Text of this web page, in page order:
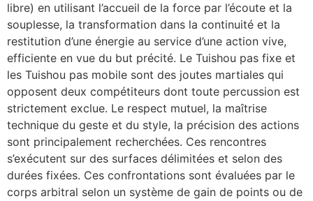
libre) en utilisant l’accueil de la force par l’écoute et la
souplesse, la transformation dans la continuité et la
restitution d’une énergie au service d’une action vive,
efficiente en vue du but précité. Le Tuishou pas fixe et
les Tuishou pas mobile sont des joutes martiales qui
opposent deux compétiteurs dont toute percussion est
strictement exclue. Le respect mutuel, la maîtrise
technique du geste et du style, la précision des actions
sont principalement recherchées. Ces rencontres
s’exécutent sur des surfaces délimitées et selon des
durées fixées. Ces confrontations sont évaluées par le
corps arbitral selon un système de gain de points ou de